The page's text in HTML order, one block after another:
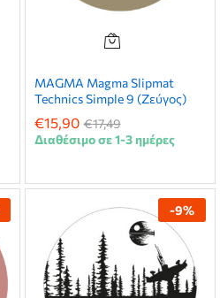
MAGMA Magma Slipmat
Technics Simple 9 (Ζεύγος)
€15,90 €17,49
Διαθέσιμο σε 1-3 ημέρες
-9%